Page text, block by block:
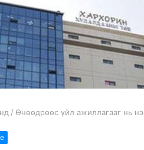
/ Өнөөдрөөс үйл ажиллагааг нь